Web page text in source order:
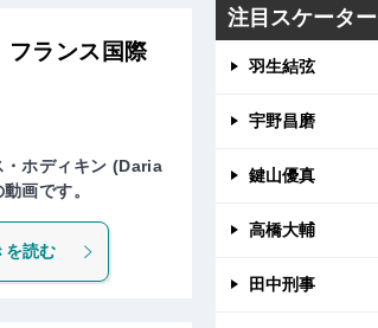
ランス国際
・ホディキン (Daria
画です。
を読む
注目スケーター
羽生結弦
宇野昌磨
鍵山優真
高橋大輔
田中刑事